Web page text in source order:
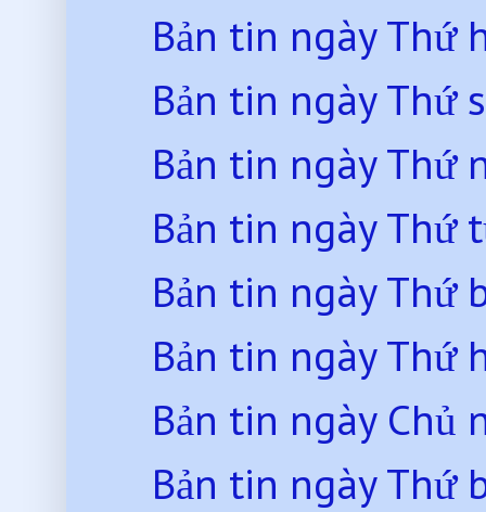
Bản tin ngày Thứ
Bản tin ngày Thứ
Bản tin ngày Thứ
Bản tin ngày Thứ
Bản tin ngày Thứ
Bản tin ngày Thứ
Bản tin ngày Chủ
Bản tin ngày Thứ